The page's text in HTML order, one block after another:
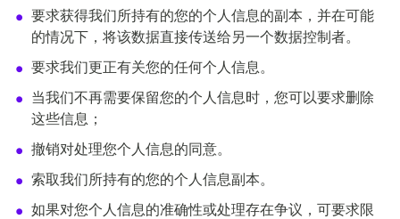
要求获得我们所持有的您的个人信息的副本，并在可能
的情况下，将该数据直接传送给另一个数据控制者。
要求我们更正有关您的任何个人信息。
当我们不再需要保留您的个人信息时，您可以要求删除
这些信息；
撤销对处理您个人信息的同意。
索取我们所持有的您的个人信息副本。
如果对您个人信息的准确性或处理存在争议，可要求限